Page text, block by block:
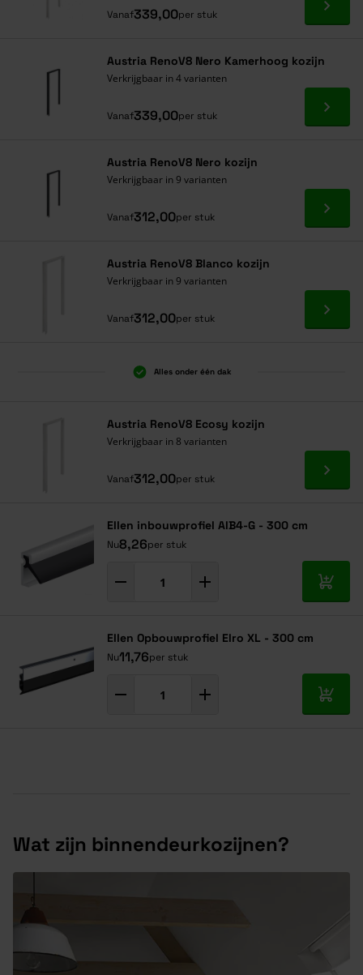
Vanaf339,00per stuk Ga
Austria RenoV8 Nero Kamerhoog kozijn
Verkrijgbaar in 4 varianten
Vanaf339,00per stuk Ga
Austria RenoV8 Nero kozijn
Verkrijgbaar in 9 varianten
Vanaf312,00per stuk Ga
Austria RenoV8 Blanco kozijn
Verkrijgbaar in 9 varianten
Vanaf312,00per stuk Ga
Alles onder één dak
Austria RenoV8 Ecosy kozijn
Verkrijgbaar in 8 varianten
Vanaf312,00per stuk Ga
Ellen inbouwprofiel AIB4-G - 300 cm
Nu8,26per stuk
In
Ellen Opbouwprofiel Elro XL - 300 cm
Nu11,76per stuk
In
Wat zijn binnendeurkozijnen?